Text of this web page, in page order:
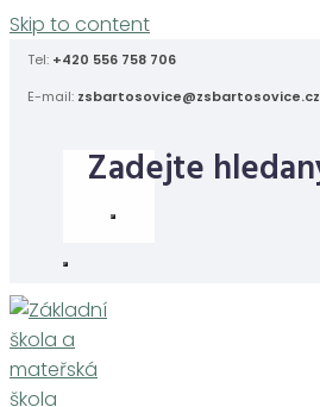
Skip to content
Tel: +420 556 758 706
E-mail: zsbartosovice@zsbartosovice.cz